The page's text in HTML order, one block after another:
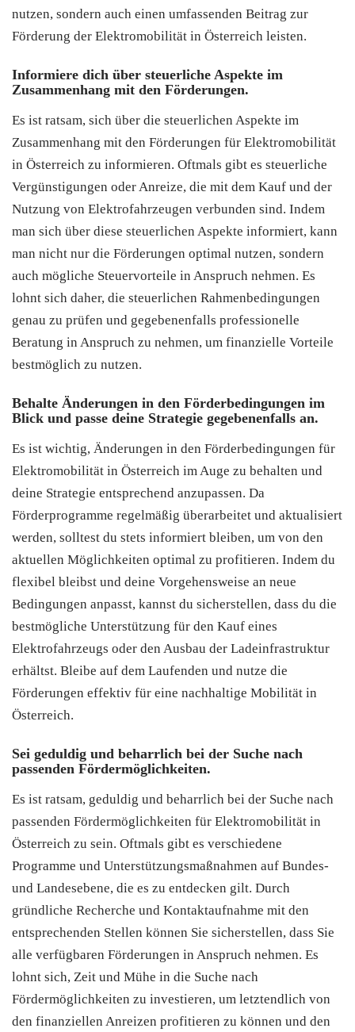
nutzen, sondern auch einen umfassenden Beitrag zur
Förderung der Elektromobilität in Österreich leisten.
Informiere dich über steuerliche Aspekte im
Zusammenhang mit den Förderungen.
Es ist ratsam, sich über die steuerlichen Aspekte im
Zusammenhang mit den Förderungen für Elektromobilität
in Österreich zu informieren. Oftmals gibt es steuerliche
Vergünstigungen oder Anreize, die mit dem Kauf und der
Nutzung von Elektrofahrzeugen verbunden sind. Indem
man sich über diese steuerlichen Aspekte informiert, kann
man nicht nur die Förderungen optimal nutzen, sondern
auch mögliche Steuervorteile in Anspruch nehmen. Es
lohnt sich daher, die steuerlichen Rahmenbedingungen
genau zu prüfen und gegebenenfalls professionelle
Beratung in Anspruch zu nehmen, um finanzielle Vorteile
bestmöglich zu nutzen.
Behalte Änderungen in den Förderbedingungen im
Blick und passe deine Strategie gegebenenfalls an.
Es ist wichtig, Änderungen in den Förderbedingungen für
Elektromobilität in Österreich im Auge zu behalten und
deine Strategie entsprechend anzupassen. Da
Förderprogramme regelmäßig überarbeitet und aktualisiert
werden, solltest du stets informiert bleiben, um von den
aktuellen Möglichkeiten optimal zu profitieren. Indem du
flexibel bleibst und deine Vorgehensweise an neue
Bedingungen anpasst, kannst du sicherstellen, dass du die
bestmögliche Unterstützung für den Kauf eines
Elektrofahrzeugs oder den Ausbau der Ladeinfrastruktur
erhältst. Bleibe auf dem Laufenden und nutze die
Förderungen effektiv für eine nachhaltige Mobilität in
Österreich.
Sei geduldig und beharrlich bei der Suche nach
passenden Fördermöglichkeiten.
Es ist ratsam, geduldig und beharrlich bei der Suche nach
passenden Fördermöglichkeiten für Elektromobilität in
Österreich zu sein. Oftmals gibt es verschiedene
Programme und Unterstützungsmaßnahmen auf Bundes-
und Landesebene, die es zu entdecken gilt. Durch
gründliche Recherche und Kontaktaufnahme mit den
entsprechenden Stellen können Sie sicherstellen, dass Sie
alle verfügbaren Förderungen in Anspruch nehmen. Es
lohnt sich, Zeit und Mühe in die Suche nach
Fördermöglichkeiten zu investieren, um letztendlich von
den finanziellen Anreizen profitieren zu können und den